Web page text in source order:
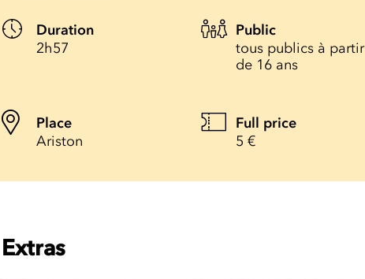
Duration
2h57
Public
tous publics à partir
de 16 ans
Place
Ariston
Full price
5 €
Extras